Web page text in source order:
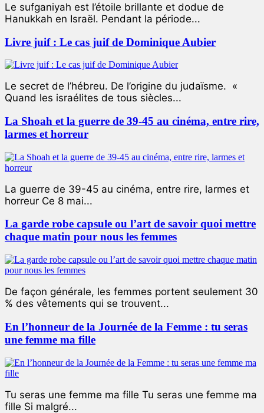
Le sufganiyah est l’étoile brillante et dodue de
Hanukkah en Israël. Pendant la période...
Livre juif : Le cas juif de Dominique Aubier
Le secret de l’hébreu. De l’origine du judaïsme. «
Quand les israélites de tous siècles...
La Shoah et la guerre de 39-45 au cinéma, entre rire,
larmes et horreur
La guerre de 39-45 au cinéma, entre rire, larmes et
horreur Ce 8 mai...
La garde robe capsule ou l’art de savoir quoi mettre
chaque matin pour nous les femmes
De façon générale, les femmes portent seulement 30
% des vêtements qui se trouvent...
En l’honneur de la Journée de la Femme : tu seras
une femme ma fille
Tu seras une femme ma fille Tu seras une femme ma
fille Si malgré...